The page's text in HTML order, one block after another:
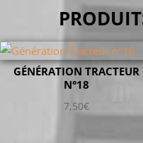
GÉNÉRATION TRACTEUR
N°18
7,50€